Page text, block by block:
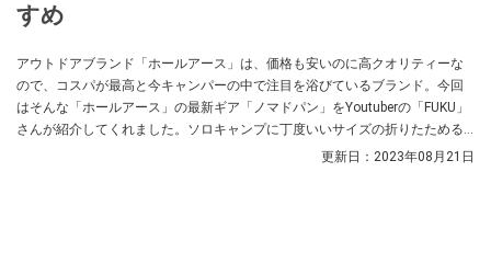
すめ
アウトドアブランド「ホールアース」は、価格も安いのに高クオリティーな
ので、コスパが最高と今キャンパーの中で注目を浴びているブランド。今回
はそんな「ホールアース」の最新ギア「ノマドパン」をYoutuberの「FUKU」
さんが紹介してくれました。ソロキャンプに丁度いいサイズの折りたためる
更新日： 2023年08月21日